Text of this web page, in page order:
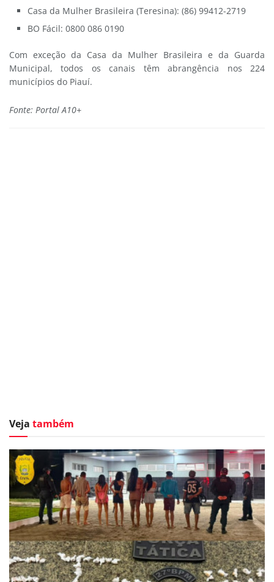
Casa da Mulher Brasileira (Teresina): (86) 99412-2719
BO Fácil: 0800 086 0190
Com exceção da Casa da Mulher Brasileira e da Guarda
Municipal, todos os canais têm abrangência nos 224
municípios do Piauí.
Fonte: Portal A10+
Veja também